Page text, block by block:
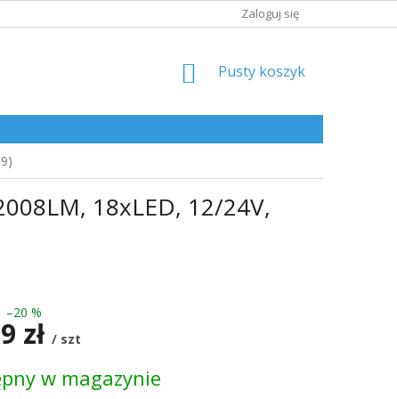
Zaloguj się
KOSZYK
Pusty koszyk
18xLED, 12/24V,
–20 %
zł / szt
w magazynie